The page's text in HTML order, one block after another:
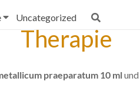
Uncategorized
Therapie
praeparatum 10 mlund